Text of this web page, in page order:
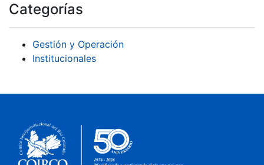
Categorías
Gestión y Operación
Institucionales